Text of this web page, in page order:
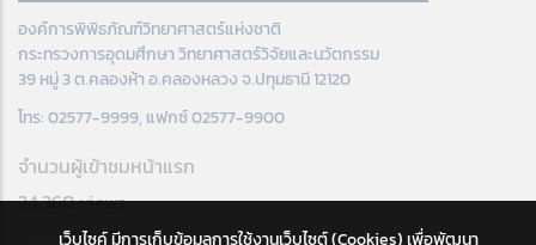
องค์การพิพิธภัณฑ์วิทยาศาสตร์แห่งชาติ
กระทรวงการอุดมศึกษา วิทยาศาสตร์วิจัยและนวัตกรรม
39 หมู่ 3 ต.คลองห้า อ.คลองหลวง จ.ปทุมธานี 12120
โทร: 02577-9999, แฟกซ์ 02577-9900
จำนวนผู้เข้าชมหน้าแรก
24,360 views
เว็บไซค์ มีการเก็บข้อมูลการใช้งานเว็บไซต์ (Cookies) เพื่อพัฒนา